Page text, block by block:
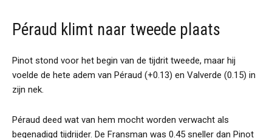
Péraud klimt naar tweede plaats
Pinot stond voor het begin van de tijdrit tweede, maar hij
voelde de hete adem van Péraud (+0.13) en Valverde (0.15) in
zijn nek.
Péraud deed wat van hem mocht worden verwacht als
begenadigd tijdrijder. De Fransman was 0.45 sneller dan Pinot